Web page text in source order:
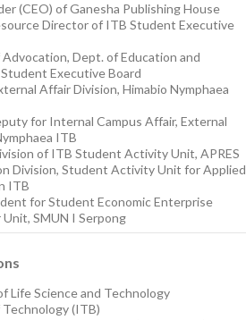
(CEO) of Ganesha Publishing House
Director of ITB Student Executive
Dept. of Education and
Executive Board
Affair Division, Himabio Nymphaea
for Internal Campus Affair, External
ITB
of ITB Student Activity Unit, APRES
Division, Student Activity Unit for Applied
ITB
for Student Economic Enterprise
SMUN I Serpong
Life Science and Technology
(ITB)